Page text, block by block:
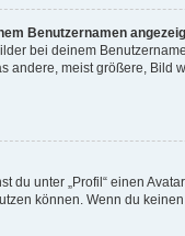
Benutzernamen
bei deinem
andere, meist größere, Bild
du unter „Profil“ einen
können. Wenn du